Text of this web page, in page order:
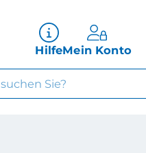
HilfeMein Konto